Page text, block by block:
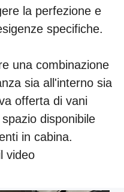
la perfezione e
specifiche.
una combinazione
sia all'interno sia
offerta di vani
disponibile
in cabina.
video